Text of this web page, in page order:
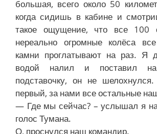
большая, всего около 50
когда сидишь в кабине и
такое ощущение, что все 100
нереально огромные колёса
камни проглатывают на раз. Я
водой налил и поставил
подставочку, он не
первый, за нами все остальные
— Где мы сейчас? – услышал я
голос Тумана.
О, проснулся наш командир.